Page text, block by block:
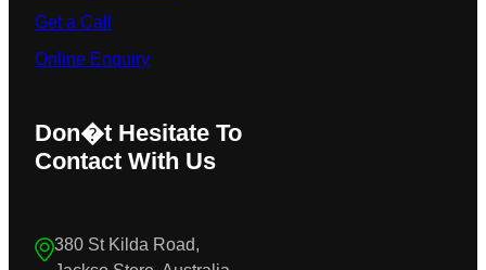
Get a Call
Online Enquiry
Don�t Hesitate To
Contact With Us
380 St Kilda Road,